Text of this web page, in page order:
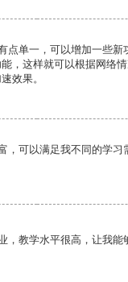
点单一，可以增加一些新
，这样就可以根据网络
效果。
，可以满足我不同的学习
，教学水平很高，让我能